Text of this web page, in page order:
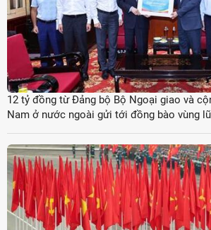
12 tỷ đồng từ Đảng bộ Bộ Ngoại giao và
Nam ở nước ngoài gửi tới đồng bào vùng lũ